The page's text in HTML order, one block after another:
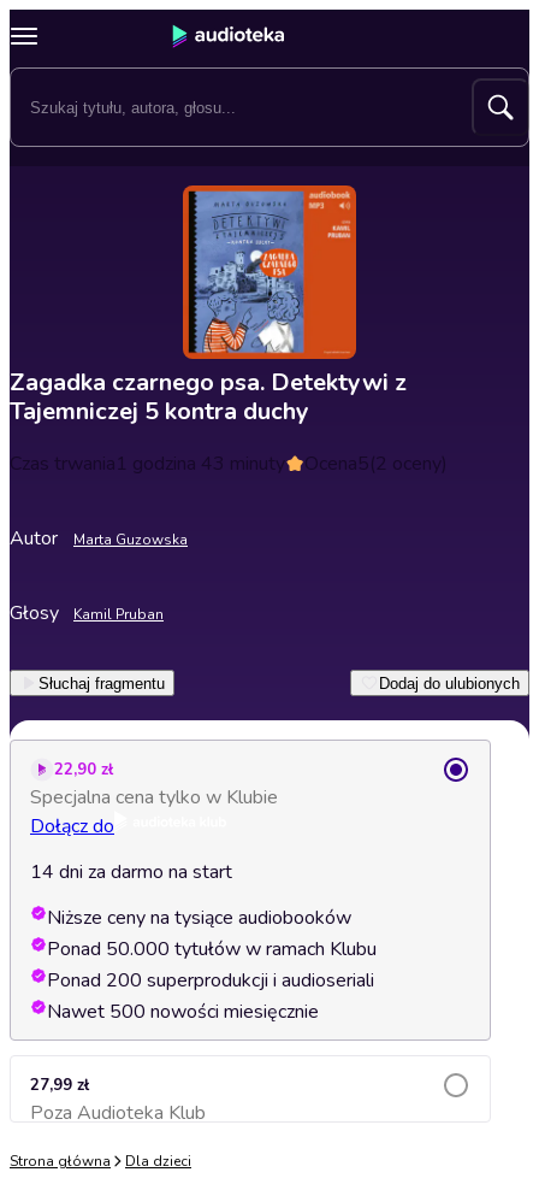
Zagadka czarnego psa. Detektywi z
Tajemniczej 5 kontra duchy
Czas trwania1 godzina 43 minuty Ocena5(2 oceny)
Autor Marta Guzowska
Głosy Kamil Pruban
Słuchaj fragmentu Dodaj do ulubionych
22,90 zł
Specjalna cena tylko w Klubie
Dołącz do
14 dni za darmo na start
Niższe ceny na tysiące audiobooków
Ponad 50.000 tytułów w ramach Klubu
Ponad 200 superprodukcji i audioseriali
Nawet 500 nowości miesięcznie
27,99 zł
Poza Audioteka KlubDodaj do koszyka
Strona główna Dla dzieci